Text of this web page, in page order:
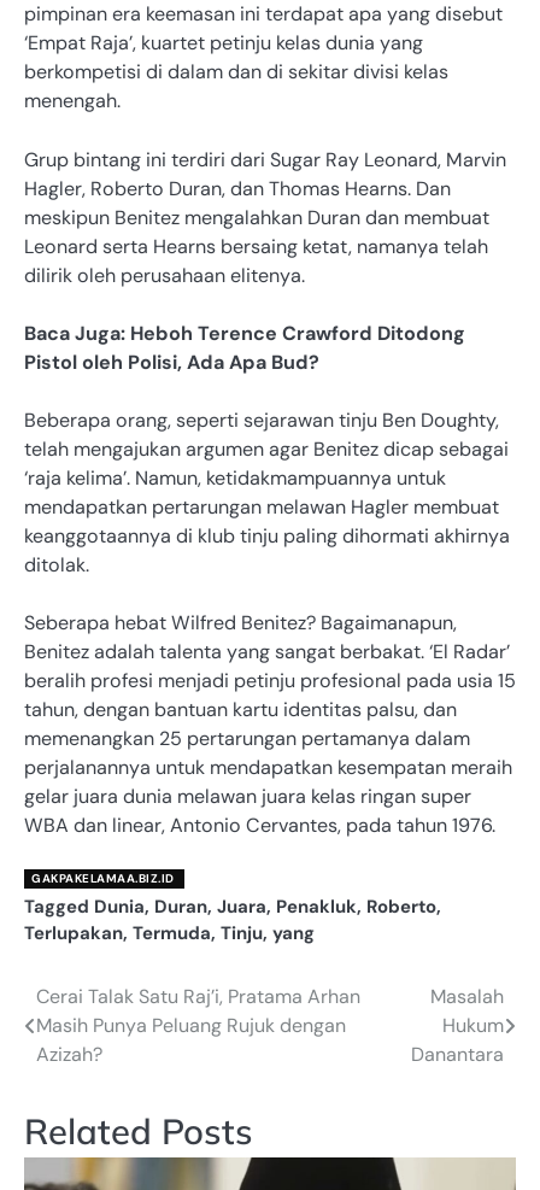
pimpinan era keemasan ini terdapat apa yang disebut
‘Empat Raja’, kuartet petinju kelas dunia yang
berkompetisi di dalam dan di sekitar divisi kelas
menengah.
Grup bintang ini terdiri dari Sugar Ray Leonard, Marvin
Hagler, Roberto Duran, dan Thomas Hearns. Dan
meskipun Benitez mengalahkan Duran dan membuat
Leonard serta Hearns bersaing ketat, namanya telah
dilirik oleh perusahaan elitenya.
Baca Juga: Heboh Terence Crawford Ditodong
Pistol oleh Polisi, Ada Apa Bud?
Beberapa orang, seperti sejarawan tinju Ben Doughty,
telah mengajukan argumen agar Benitez dicap sebagai
‘raja kelima’. Namun, ketidakmampuannya untuk
mendapatkan pertarungan melawan Hagler membuat
keanggotaannya di klub tinju paling dihormati akhirnya
ditolak.
Seberapa hebat Wilfred Benitez? Bagaimanapun,
Benitez adalah talenta yang sangat berbakat. ‘El Radar’
beralih profesi menjadi petinju profesional pada usia 15
tahun, dengan bantuan kartu identitas palsu, dan
memenangkan 25 pertarungan pertamanya dalam
perjalanannya untuk mendapatkan kesempatan meraih
gelar juara dunia melawan juara kelas ringan super
WBA dan linear, Antonio Cervantes, pada tahun 1976.
GAKPAKELAMAA.BIZ.ID
Tagged Dunia, Duran, Juara, Penakluk, Roberto,
Terlupakan, Termuda, Tinju, yang
Navigasi
pos
Cerai Talak Satu Raj’i, Pratama Arhan
Masih Punya Peluang Rujuk dengan
Azizah?
Masalah
Hukum
Danantara
Related Posts